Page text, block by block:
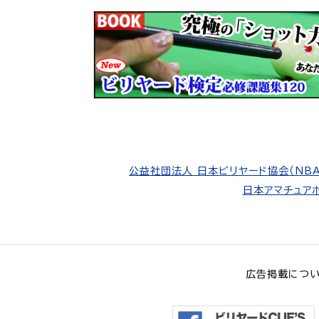
公益社団法人 日本ビリヤード協会（NBA
日本アマチュア
広告掲載につ